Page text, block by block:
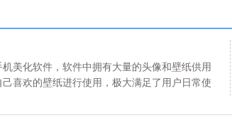
美化软件，软件中拥有大量的头像和壁纸供用
喜欢的壁纸进行使用，极大满足了用户日常使
、头像的小伙伴，不妨来下载试试吧。资源均